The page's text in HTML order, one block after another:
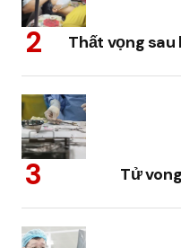
Thất vọng sau
Tử